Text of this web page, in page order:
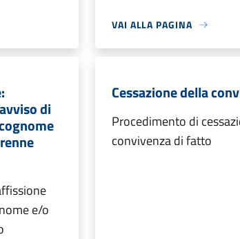
VAI ALLA PAGINA
di
e/o
Cessazione della
Procedimento di
convivenza di fatto